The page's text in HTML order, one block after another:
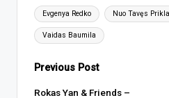
Tags:
Evgenya Redko Nuo Tavęs
Vaidas Baumila
Post
Previous Post
Rokas Yan & Friends –